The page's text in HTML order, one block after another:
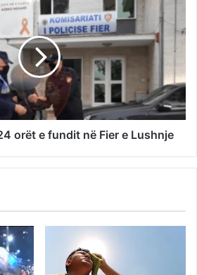
orët e fundit në Fier e Lushnje